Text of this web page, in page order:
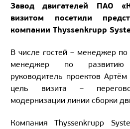
Завод двигателей ПАО
визитом посетили
компании Thyssenkrupp
В числе гостей – менеджер
менеджер по развитию
руководитель проектов
цель визита –
модернизации линии сборки
Компания Thyssenkrupp